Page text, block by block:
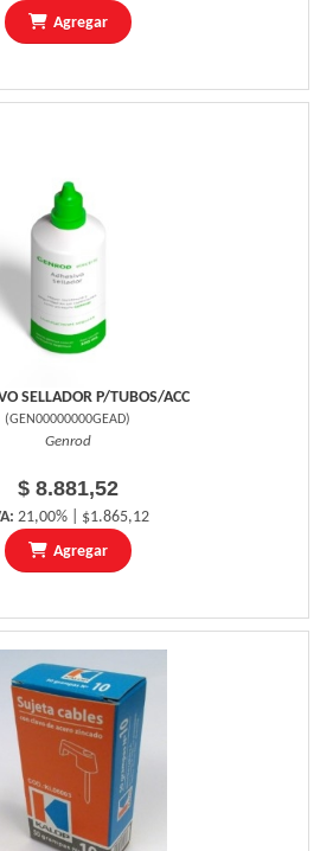
Agregar
SELLADOR P/TUBOS/ACC
(GEN00000000GEAD)
Genrod
$ 8.881,52
21,00% | $1.865,12
Agregar